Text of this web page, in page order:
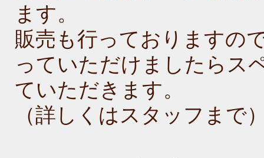
ます。
販売も行っておりますの
っていただけましたらス
ていただきます。
（詳しくはスタッフまで